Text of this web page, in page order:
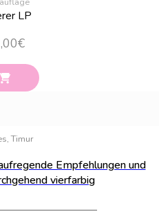
LP
€
Timur
Empfehlungen und
vierfarbig